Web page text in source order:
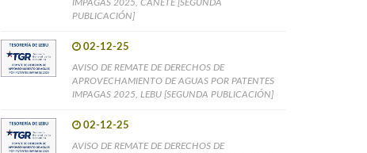
IMPAGAS 2025, CAÑETE [SEGUNDA
PUBLICACIÓN]
02-12-25
AVISO DE REMATE DE DERECHOS DE
APROVECHAMIENTO DE AGUAS POR PATENTES
IMPAGAS 2025, LEBU [SEGUNDA PUBLICACIÓN]
02-12-25
AVISO DE REMATE DE DERECHOS DE